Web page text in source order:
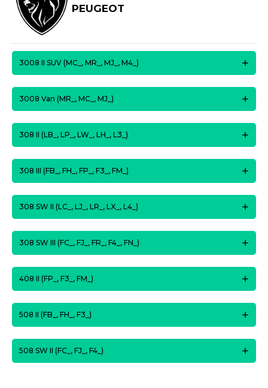
PEUGEOT
3008 II SUV (MC_, MR_, MJ_, M4_)
3008 Van (MR_, MC_, MJ_)
308 II (LB_, LP_, LW_, LH_, L3_)
308 III (FB_, FH_, FP_, F3_, FM_)
308 SW II (LC_, LJ_, LR_, LX_, L4_)
308 SW III (FC_, FJ_, FR_, F4_, FN_)
408 II (FP_, F3_, FM_)
508 II (FB_, FH_, F3_)
508 SW II (FC_, FJ_, F4_)